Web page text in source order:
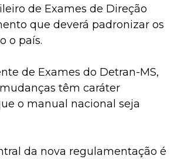
de Exames de Direção
que deverá padronizar os
o país.
de Exames do Detran-MS,
têm caráter
o manual nacional seja
da nova regulamentação é